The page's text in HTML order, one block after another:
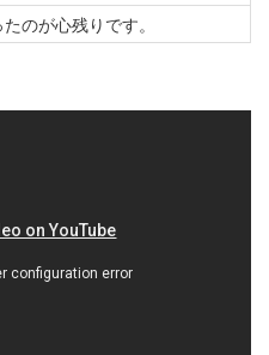
のが心残りです。